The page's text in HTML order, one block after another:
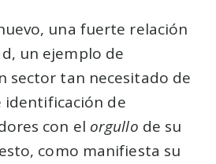
una fuerte relación
un ejemplo de
sector tan necesitado de
identificación de
con el orgullo de su
como manifiesta su